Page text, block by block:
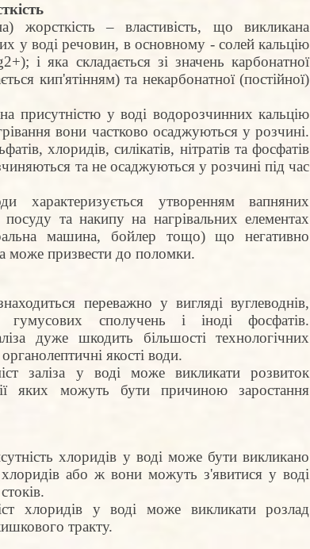
жорсткість – властивість, що викликана
у воді речовин, в основному - солей кальцію
і яка складається зі значень карбонатної
кип'ятінням) та некарбонатної (постійної)
присутністю у воді водорозчинних кальцію
вони частково осаджуються у розчині.
хлоридів, силікатів, нітратів та фосфатів
та не осаджуються у розчині під час
характеризується утворенням вапняних
посуду та накипу на нагрівальних елементах
машина, бойлер тощо) що негативно
може призвести до поломки.
переважно у вигляді вуглеводнів,
гумусових сполучень і іноді фосфатів.
дуже шкодить більшості технологічних
якості води.
заліза у воді може викликати розвиток
яких можуть бути причиною заростання
хлоридів у воді може бути викликано
або ж вони можуть з'явитися у воді
хлоридів у воді може викликати розлад
тракту.